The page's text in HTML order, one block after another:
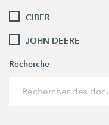
CIBER
JOHN DEERE
Recherche